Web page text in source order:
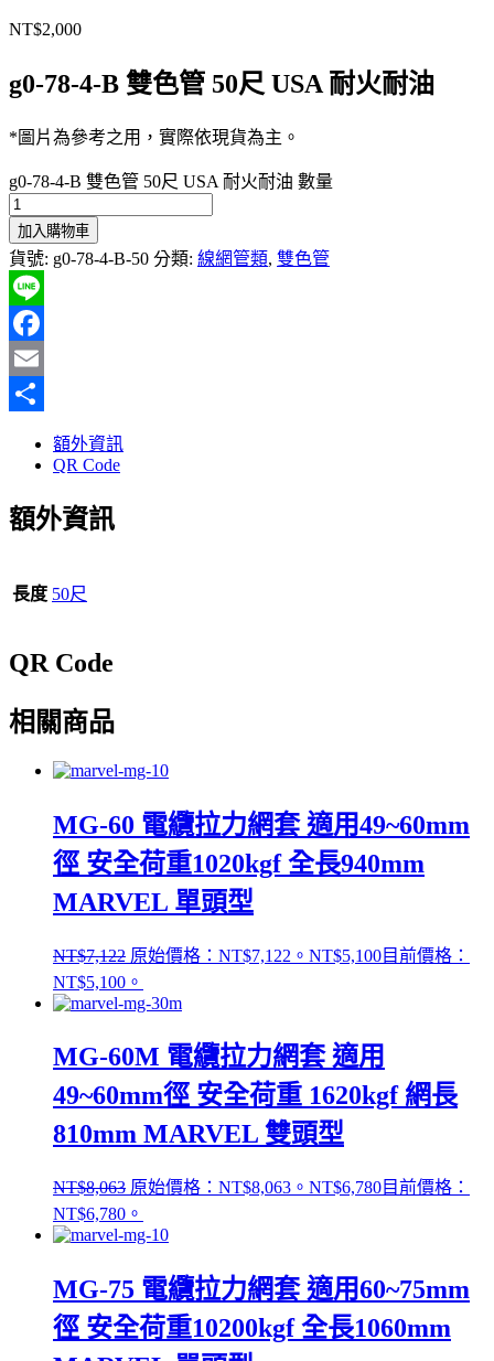
NT$2,000
g0-78-4-B 雙色管 50尺 USA 耐火耐油
*圖片為參考之用，實際依現貨為主。
g0-78-4-B 雙色管 50尺 USA 耐火耐油 數量
加入購物車
貨號: g0-78-4-B-50 分類: 線網管類, 雙色管
Line
Facebook
Email
額外資訊
QR Code
額外資訊
長度 50尺
QR Code
相關商品
MG-60 電纜拉力網套 適用49~60mm
徑 安全荷重1020kgf 全長940mm
MARVEL 單頭型
NT$7,122 原始價格：NT$7,122。 NT$5,100目前價格：
NT$5,100。
MG-60M 電纜拉力網套 適用
49~60mm徑 安全荷重 1620kgf 網長
810mm MARVEL 雙頭型
NT$8,063 原始價格：NT$8,063。 NT$6,780目前價格：
NT$6,780。
MG-75 電纜拉力網套 適用60~75mm
徑 安全荷重10200kgf 全長1060mm